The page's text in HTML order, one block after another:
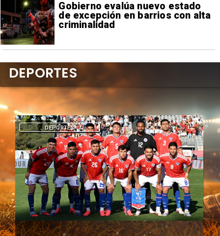
Gobierno evalúa nuevo estado
de excepción en barrios con alta
criminalidad
DEPORTES
DEPORTES